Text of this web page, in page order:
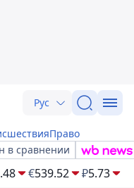
Рус
Право
в сравнении
€539.52 ₽5.73